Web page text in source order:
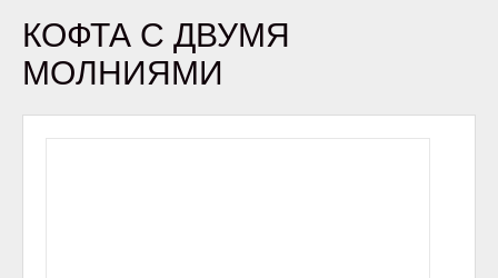
КОФТА С ДВУМЯ
МОЛНИЯМИ